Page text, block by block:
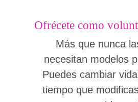
Ofrécete como
Más que nunca
necesitan modelos
Puedes cambiar
tiempo que